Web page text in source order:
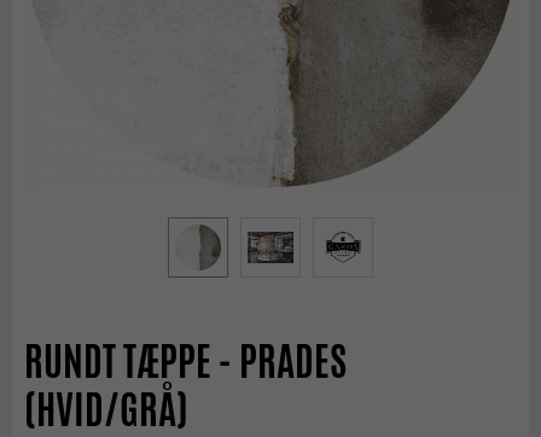
RUNDT TÆPPE - PRADES
(HVID/GRÅ)